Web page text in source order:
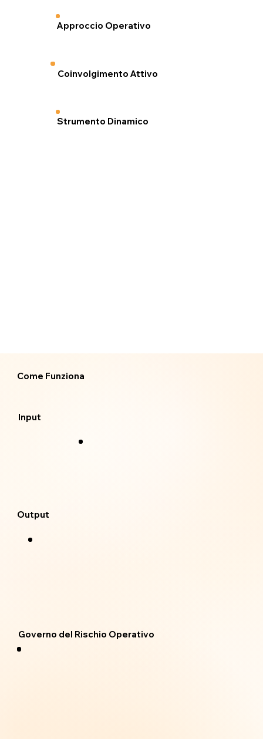
Approccio Operativo
Coinvolgimento Attivo
Strumento Dinamico
Input
Output
Come Funziona
Governo del Rischio Operativo